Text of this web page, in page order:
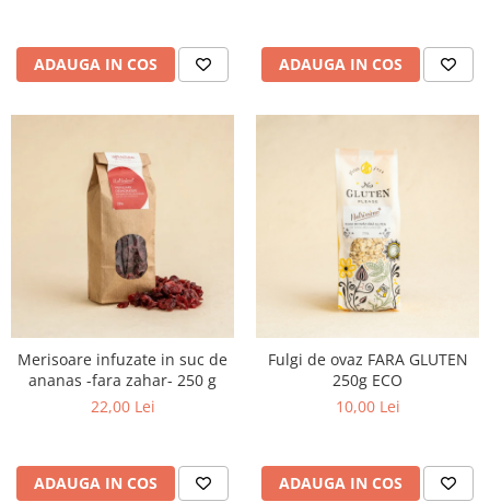
ADAUGA IN COS ADAUGA IN COS
Merisoare infuzate in suc de
ananas -fara zahar- 250 g
22,00 Lei
ADAUGA IN COS
Fulgi de ovaz FARA GLUTEN
250g ECO
10,00 Lei
ADAUGA IN COS